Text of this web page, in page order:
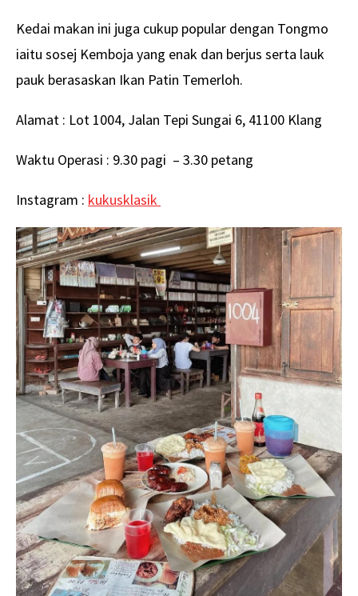
Kedai makan ini juga cukup popular dengan Tongmo
iaitu sosej Kemboja yang enak dan berjus serta lauk
pauk berasaskan Ikan Patin Temerloh.
Alamat : Lot 1004, Jalan Tepi Sungai 6, 41100 Klang
Waktu Operasi : 9.30 pagi – 3.30 petang
Instagram : kukusklasik